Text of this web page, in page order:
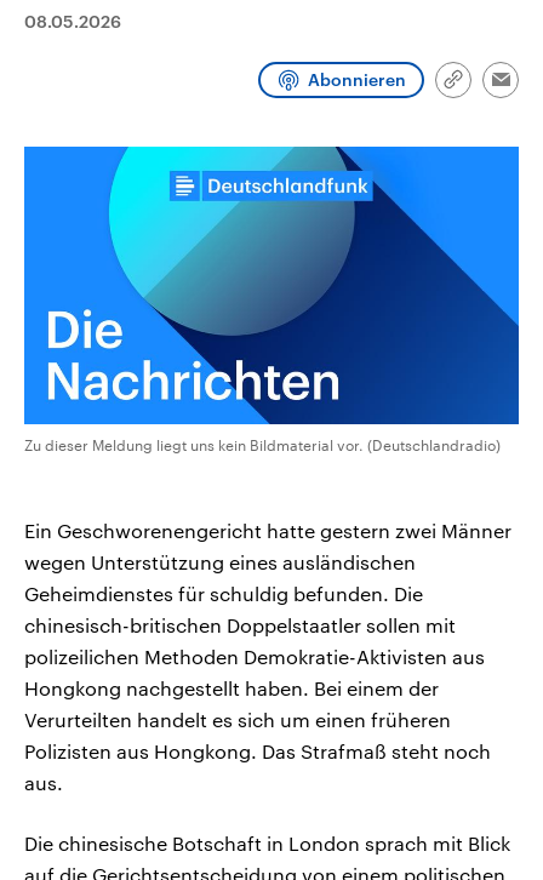
CDU, SPD und FDP regiert.-
Wahlprogramme, aktuelle Berichte
und Hintergründe zu den Parteien
und Kandidaten der anstehenden
Programm Podcasts
Audio-Archiv
08.05.2026
Abonnieren
Link
Zu dieser Meldung liegt uns kein Bildmaterial vor. (Deutschlandradio)
Ein Geschworenengericht hatte gestern zwei Männer
wegen Unterstützung eines ausländischen
Geheimdienstes für schuldig befunden. Die
chinesisch-britischen Doppelstaatler sollen mit
polizeilichen Methoden Demokratie-Aktivisten aus
Hongkong nachgestellt haben. Bei einem der
Verurteilten handelt es sich um einen früheren
Polizisten aus Hongkong. Das Strafmaß steht noch
aus.
Die chinesische Botschaft in London sprach mit Blick
auf die Gerichtsentscheidung von einem politischen